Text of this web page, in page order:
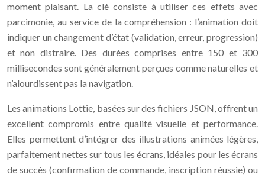
moment plaisant. La clé consiste à utiliser ces effets avec
parcimonie, au service de la compréhension : l’animation doit
indiquer un changement d’état (validation, erreur, progression)
et non distraire. Des durées comprises entre 150 et 300
millisecondes sont généralement perçues comme naturelles et
n’alourdissent pas la navigation.
Les animations Lottie, basées sur des fichiers JSON, offrent un
excellent compromis entre qualité visuelle et performance.
Elles permettent d’intégrer des illustrations animées légères,
parfaitement nettes sur tous les écrans, idéales pour les écrans
de succès (confirmation de commande, inscription réussie) ou